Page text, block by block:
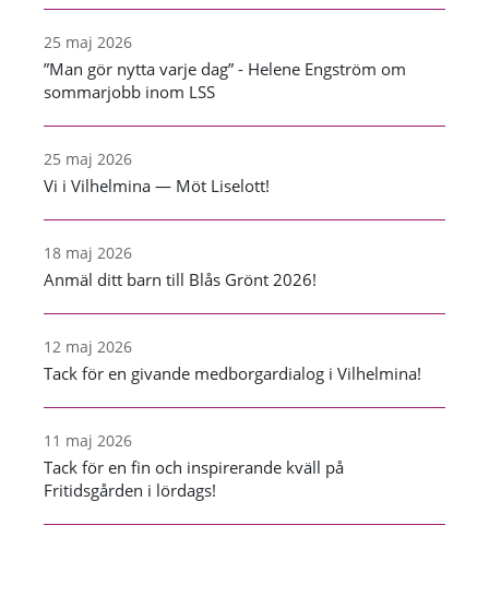
25 maj 2026
”Man gör nytta varje dag” - Helene Engström om
sommarjobb inom LSS
25 maj 2026
Vi i Vilhelmina — Möt Liselott!
18 maj 2026
Anmäl ditt barn till Blås Grönt 2026!
12 maj 2026
Tack för en givande medborgardialog i Vilhelmina!
11 maj 2026
Tack för en fin och inspirerande kväll på
Fritidsgården i lördags!